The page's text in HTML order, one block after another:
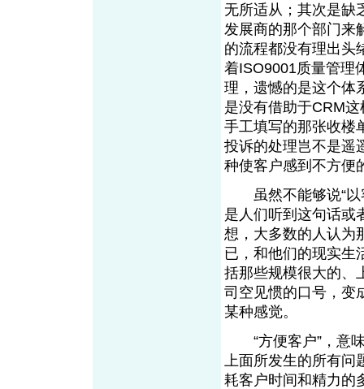
无所适从；其次是缺
发展商的那个部门来
的流程都没有理出头
着ISO9001质量管理
理，遗憾的是这个体
是没有借助于CRM
手工填写的那张收楼
投诉的处理岂不是遥
种使客户感到不方便
虽然不能够说“以
是人们听到这句话或
想，大多数的人认为
已，和他们的现实生
括那些规模很大的、
司空见惯的口号，变
某种感觉。
“方便客户”，意味
上面所发生的所有问
耗客户时间和精力的